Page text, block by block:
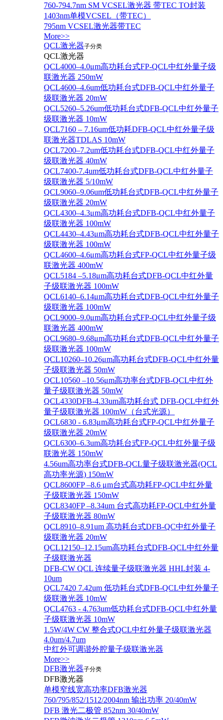
760-794.7nm SM VCSEL激光器 带TEC TO封装
1403nm单模VCSEL（带TEC）
795nm VCSEL激光器带TEC
More>>
QCL激光器子分类
QCL激光器
QCL4000–4.0μm高功耗台式FP-QCL中红外量子级
联激光器 250mW
QCL4600–4.6um低功耗台式DFB-QCL中红外量子
级联激光器 20mW
QCL5260–5.26um低功耗台式DFB-QCL中红外量子
级联激光器 10mW
QCL7160 – 7.16um低功耗DFB-QCL中红外量子级
联激光器TDLAS 10mW
QCL7200–7.2um低功耗台式DFB-QCL中红外量子
级联激光器 40mW
QCL7400-7.4um低功耗台式DFB-QCL中红外量子
级联激光器 5/10mW
QCL9060–9.06um低功耗台式DFB-QCL中红外量子
级联激光器 20mW
QCL4300–4.3μm高功耗台式DFB-QCL中红外量子
级联激光器 100mW
QCL4430–4.43μm高功耗台式DFB-QCL中红外量子
级联激光器 100mW
QCL4600–4.6μm高功耗台式FP-QCL中红外量子级
联激光器 400mW
QCL5184 –5.18μm高功耗台式DFB-QCL中红外量
子级联激光器 100mW
QCL6140–6.14μm高功耗台式DFB-QCL中红外量子
级联激光器 100mW
QCL9000–9.0μm高功耗台式FP-QCL中红外量子级
联激光器 400mW
QCL9680–9.68μm高功耗台式DFB-QCL中红外量子
级联激光器 100mW
QCL10260–10.26μm高功耗台式DFB-QCL中红外量
子级联激光器 50mW
QCL10560 –10.56μm高功率台式DFB-QCL中红外
量子级联激光器 50mW
QCL4330DFB-4.33um高功耗台式 DFB-QCL中红外
量子级联激光器 100mW（台式光源）
QCL6830 - 6.83μm高功耗台式FP-QCL中红外量子
级联激光器 20mW
QCL6300–6.3um高功耗台式FP-QCL中红外量子级
联激光器 150mW
4.56um高功率台式DFB-QCL量子级联激光器(QCL
高功率光源) 150mW
QCL8600FP –8.6 μm台式高功耗FP-QCL中红外量
子级联激光器 150mW
QCL8340FP –8.34um 台式高功耗FP-QCL中红外量
子级联激光器 80mW
QCL8910–8.91um 高功耗台式DFB-QC中红外量子
级联激光器 20mW
QCL12150–12.15um高功耗台式DFB-QCL中红外量
子级联激光器
DFB-CW QCL 连续量子级联激光器 HHL封装 4-
10um
QCL7420 7.42um 低功耗台式DFB-QCL中红外量子
级联激光器 10mW
QCL4763 - 4.763um低功耗台式DFB-QCL中红外量
子级联激光器 10mW
1.5W/4W CW 整合式QCL中红外量子级联激光器
4.0um/4.7um
中红外可调谐外腔量子级联激光器
More>>
DFB激光器子分类
DFB激光器
单模窄线宽高功率DFB激光器
760/795/852/1512/2004nm 输出功率 20/40mW
DFB 激光二极管 852nm 30/40mW